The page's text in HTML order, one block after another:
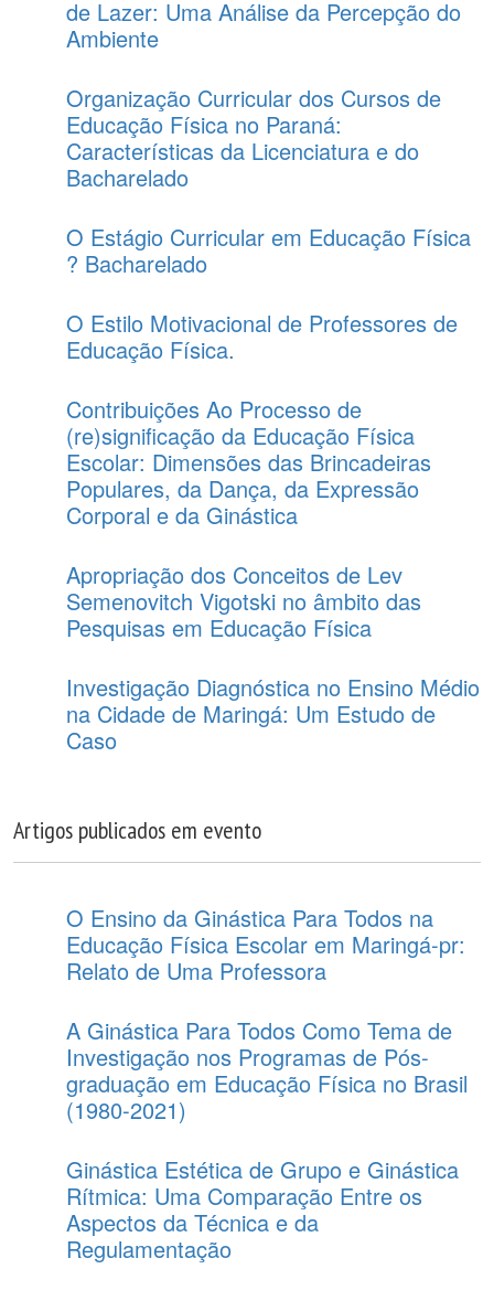
de Lazer: Uma Análise da Percepção do
Ambiente
Organização Curricular dos Cursos de
Educação Física no Paraná:
Características da Licenciatura e do
Bacharelado
O Estágio Curricular em Educação Física
? Bacharelado
O Estilo Motivacional de Professores de
Educação Física.
Contribuições Ao Processo de
(re)significação da Educação Física
Escolar: Dimensões das Brincadeiras
Populares, da Dança, da Expressão
Corporal e da Ginástica
Apropriação dos Conceitos de Lev
Semenovitch Vigotski no âmbito das
Pesquisas em Educação Física
Investigação Diagnóstica no Ensino Médio
na Cidade de Maringá: Um Estudo de
Caso
Artigos publicados em evento
O Ensino da Ginástica Para Todos na
Educação Física Escolar em Maringá-pr:
Relato de Uma Professora
A Ginástica Para Todos Como Tema de
Investigação nos Programas de Pós-
graduação em Educação Física no Brasil
(1980-2021)
Ginástica Estética de Grupo e Ginástica
Rítmica: Uma Comparação Entre os
Aspectos da Técnica e da
Regulamentação